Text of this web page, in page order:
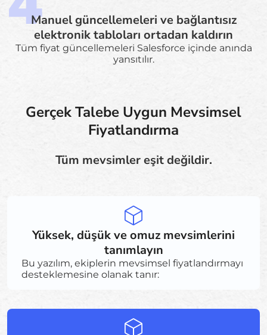
Manuel güncellemeleri ve bağlantısız
elektronik tabloları ortadan kaldırın
Tüm fiyat güncellemeleri Salesforce içinde anında
yansıtılır.
Gerçek Talebe Uygun Mevsimsel
Fiyatlandırma
Tüm mevsimler eşit değildir.
Yüksek, düşük ve omuz mevsimlerini
tanımlayın
Bu yazılım, ekiplerin mevsimsel fiyatlandırmayı
desteklemesine olanak tanır: